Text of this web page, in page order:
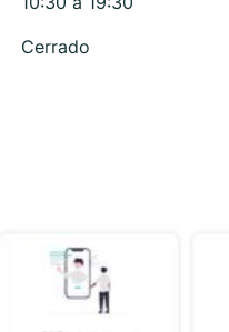
Cerrado